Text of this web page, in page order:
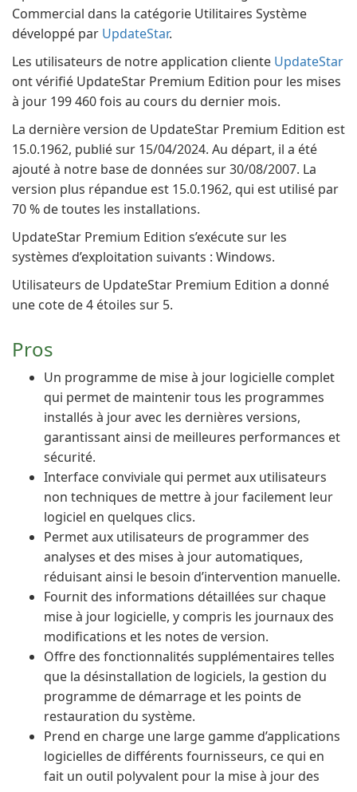
Commercial dans la catégorie Utilitaires Système
développé par UpdateStar.
Les utilisateurs de notre application cliente UpdateStar
ont vérifié UpdateStar Premium Edition pour les mises
à jour 199 460 fois au cours du dernier mois.
La dernière version de UpdateStar Premium Edition est
15.0.1962, publié sur 15/04/2024. Au départ, il a été
ajouté à notre base de données sur 30/08/2007. La
version plus répandue est 15.0.1962, qui est utilisé par
70 % de toutes les installations.
UpdateStar Premium Edition s’exécute sur les
systèmes d’exploitation suivants : Windows.
Utilisateurs de UpdateStar Premium Edition a donné
une cote de 4 étoiles sur 5.
Pros
Un programme de mise à jour logicielle complet
qui permet de maintenir tous les programmes
installés à jour avec les dernières versions,
garantissant ainsi de meilleures performances et
sécurité.
Interface conviviale qui permet aux utilisateurs
non techniques de mettre à jour facilement leur
logiciel en quelques clics.
Permet aux utilisateurs de programmer des
analyses et des mises à jour automatiques,
réduisant ainsi le besoin d’intervention manuelle.
Fournit des informations détaillées sur chaque
mise à jour logicielle, y compris les journaux des
modifications et les notes de version.
Offre des fonctionnalités supplémentaires telles
que la désinstallation de logiciels, la gestion du
programme de démarrage et les points de
restauration du système.
Prend en charge une large gamme d’applications
logicielles de différents fournisseurs, ce qui en
fait un outil polyvalent pour la mise à jour des